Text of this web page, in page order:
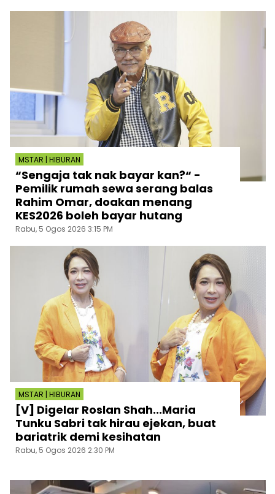
MSTAR | HIBURAN
“Sengaja tak nak bayar kan?“ -
Pemilik rumah sewa serang balas
Rahim Omar, doakan menang
KES2026 boleh bayar hutang
Rabu, 5 Ogos 2026 3:15 PM
MSTAR | HIBURAN
[V] Digelar Roslan Shah...Maria
Tunku Sabri tak hirau ejekan, buat
bariatrik demi kesihatan
Rabu, 5 Ogos 2026 2:30 PM